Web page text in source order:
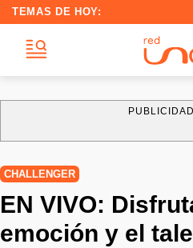
TEMAS DE HOY:
PUBLICIDAD
CHALLENGER
EN VIVO:
emoción y el